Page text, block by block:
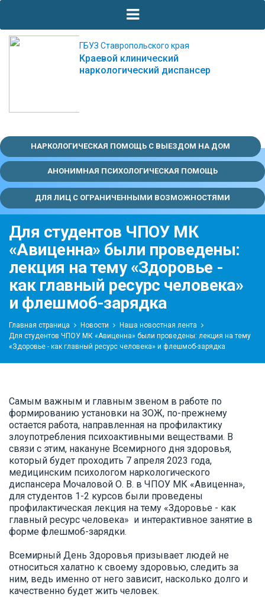
ГБУЗ Ставропольского края
Краевой клинический
наркологический диспансер
НАРКОЛОГИЧЕСКАЯ ПОМОЩЬ С ВЫЕЗДОМ НА ДОМ
АНОНИМНАЯ ПСИХОЛОГИЧЕСКАЯ ПОМОЩЬ
ДЛЯ ЛИЦ С ОГРАНИЧЕННЫМИ ВОЗМОЖНОСТЯМИ
Для студентов ЧПОУ МК
«Авиценна» были проведены:
лекция на тему «Здоровье -
как главный ресурс человека»
и флешмоб-зарядка
Главная страница Новости
Наша новостная лента
Для студентов ЧПОУ МК «Авиценна» были проведены: лекция на тему
«Здоровье - как главный ресурс человека» и флешмоб-зарядка
Самым важным и главным звеном в работе по
формированию установки на ЗОЖ, по-прежнему
остается работа, направленная на профилактику
злоупотребления психоактивными веществами. В
связи с этим, накануне Всемирного дня здоровья,
который будет проходить 7 апреля 2023 года,
медицинским психологом наркологического
диспансера Мочаловой О. В. в ЧПОУ МК «Авиценна»,
для студентов 1-2 курсов были проведены
профилактическая лекция на тему «Здоровье - как
главный ресурс человека» и интерактивное занятие в
форме флешмоб-зарядки.
Всемирный День Здоровья призывает людей не
относиться халатно к своему здоровью, следить за
ним, ведь именно от него зависит, насколько долго и
качественно будет жить человек.